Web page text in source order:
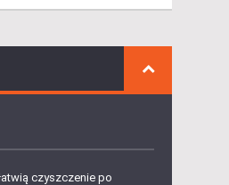
czyszczenie po